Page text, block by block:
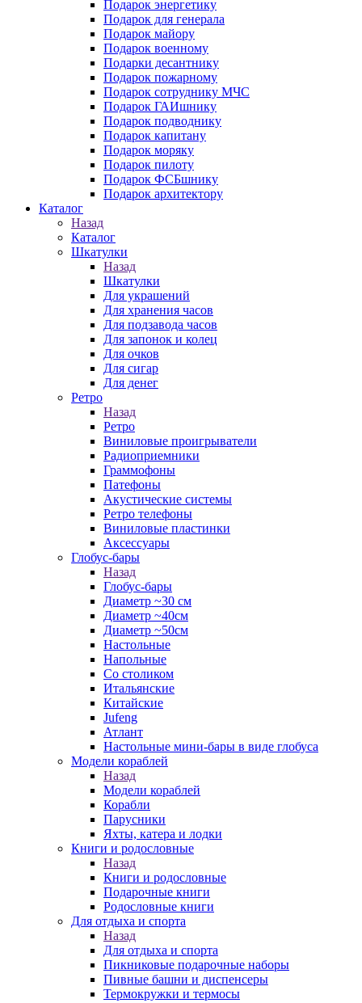
Подарок энергетику
Подарок для генерала
Подарок майору
Подарок военному
Подарки десантнику
Подарок пожарному
Подарок сотруднику МЧС
Подарок ГАИшнику
Подарок подводнику
Подарок капитану
Подарок моряку
Подарок пилоту
Подарок ФСБшнику
Подарок архитектору
Каталог
Назад
Каталог
Шкатулки
Назад
Шкатулки
Для украшений
Для хранения часов
Для подзавода часов
Для запонок и колец
Для очков
Для сигар
Для денег
Ретро
Назад
Ретро
Виниловые проигрыватели
Радиоприемники
Граммофоны
Патефоны
Акустические системы
Ретро телефоны
Виниловые пластинки
Аксессуары
Глобус-бары
Назад
Глобус-бары
Диаметр ~30 см
Диаметр ~40см
Диаметр ~50см
Настольные
Напольные
Со столиком
Итальянские
Китайские
Jufeng
Атлант
Настольные мини-бары в виде глобуса
Модели кораблей
Назад
Модели кораблей
Корабли
Парусники
Яхты, катера и лодки
Книги и родословные
Назад
Книги и родословные
Подарочные книги
Родословные книги
Для отдыха и спорта
Назад
Для отдыха и спорта
Пикниковые подарочные наборы
Пивные башни и диспенсеры
Термокружки и термосы